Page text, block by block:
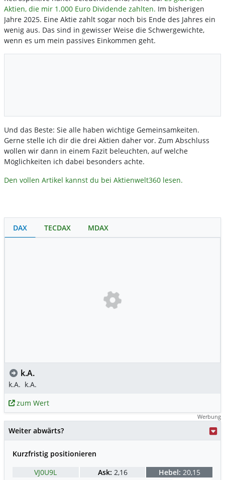
Aktien, die mir 1.000 Euro Dividende zahlten. Im bisherigen
Jahre 2025. Eine Aktie zahlt sogar noch bis Ende des Jahres ein
wenig aus. Das sind in gewisser Weise die Schwergewichte,
wenn es um mein passives Einkommen geht.
Und das Beste: Sie alle haben wichtige Gemeinsamkeiten.
Gerne stelle ich dir die drei Aktien daher vor. Zum Abschluss
wollen wir dann in einem Fazit beleuchten, auf welche
Möglichkeiten ich dabei besonders achte.
Den vollen Artikel kannst du bei Aktienwelt360 lesen.
DAX TECDAX MDAX
k.A.
k.A. k.A.
zum Wert
Werbung
Weiter abwärts?
Kurzfristig positionieren
VJ0U9L
Ask: 2,16 Hebel: 20,15